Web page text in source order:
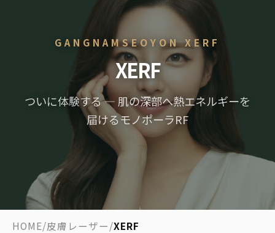
GANGNAMSEOYON XERF
XERF
ついに体験する — 肌の深部へ熱エネルギーを
届けるモノポーラRF
HOME/皮膚レーザー/XERF